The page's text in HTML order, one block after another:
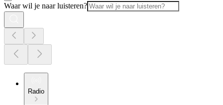
Waar wil je naar luisteren?
Radio